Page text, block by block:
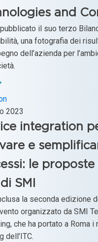
and
il suo terzo
una fotografia dei
dell’azienda per
2023
integration
e
le proposte
SMI
la seconda edizione
organizzato da SMI
che ha portato a Roma i
dell’ITC.